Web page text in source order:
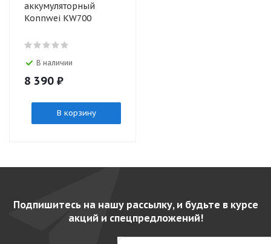
аккумуляторный
Konnwei KW700
В наличии
8 390 ₽
В корзину
Подпишитесь на нашу рассылку, и будьте в курсе
акций и спецпредложений!